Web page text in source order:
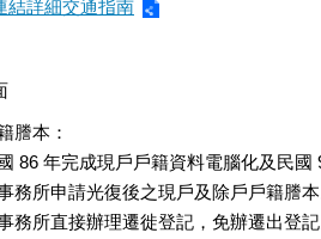
結詳細交通指南
謄本：
86 年完成現戶戶籍資料電腦化及民
務所申請光復後之現戶及除戶戶籍謄本
務所直接辦理遷徙登記，免辦遷出登記